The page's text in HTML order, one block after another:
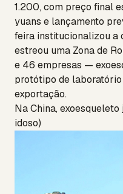
1.200, com preço final
yuans e lançamento
feira institucionalizou a
estreou uma Zona de
e 46 empresas —
protótipo de
exportação.
Na China,
idoso)